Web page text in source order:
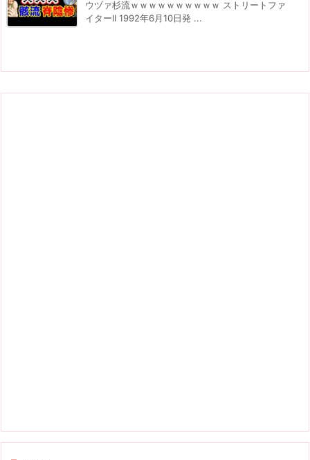
ウヅァ杉流ｗｗｗｗｗｗｗｗｗｗ ストリートファ
イターII 1992年6月10日発 ...